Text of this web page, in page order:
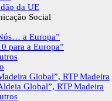
da UE
Social
a Europa”
para a Europa”
Global”, RTP Madeira
Global”, RTP Madeira